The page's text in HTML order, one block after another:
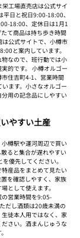
工場直売店は公式サイ
日と祝日9:00-18:00、
18:00、定休日は1月1
て商品は持ち歩き時間
は公式サイトで、小樽市
と案内しています。
なので、班行動では小
的です。 小樽オルゴー
住吉町4-1、営業時間
ます。小さなオルゴー
用の記念品にしやすい
やすい土産
樽駅や運河周辺で買い
ると集合が遅れやすい
優先してください。
産品をまとめて見たい
を確認しやすく、家族
として使えます。
の営業時間を9:05-
だし酒類は20歳未満の
徒本人用ではなく、家
さい。酒まんじゅうな